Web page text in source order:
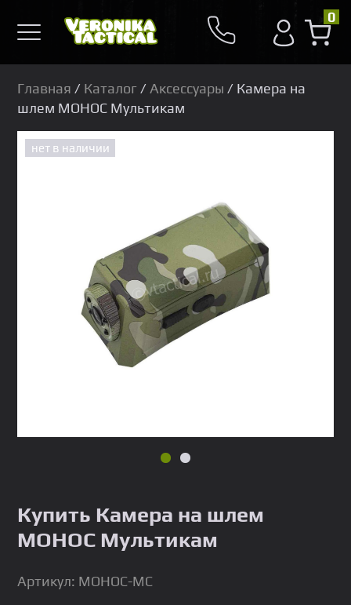
0
Главная / Каталог / Аксессуары / Камера на
шлем МОНОС Мультикам
Купить Камера на шлем
МОНОС Мультикам
нет в наличии
Артикул: MOHOC-MC